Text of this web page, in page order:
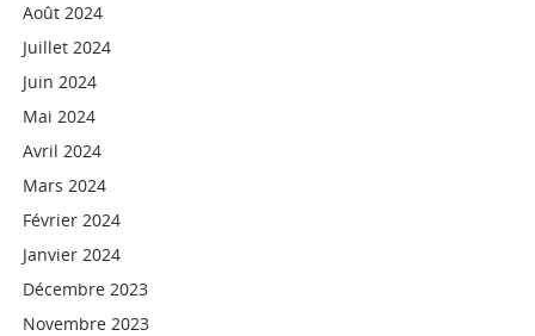
Août 2024
Juillet 2024
Juin 2024
Mai 2024
Avril 2024
Mars 2024
Février 2024
Janvier 2024
Décembre 2023
Novembre 2023